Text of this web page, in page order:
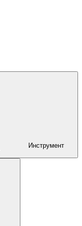
Инструмент